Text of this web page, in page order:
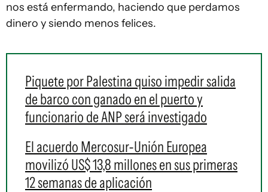
nos está enfermando, haciendo que perdamos
dinero y siendo menos felices.
Piquete por Palestina quiso impedir salida
de barco con ganado en el puerto y
funcionario de ANP será investigado
El acuerdo Mercosur-Unión Europea
movilizó US$ 13,8 millones en sus primeras
12 semanas de aplicación